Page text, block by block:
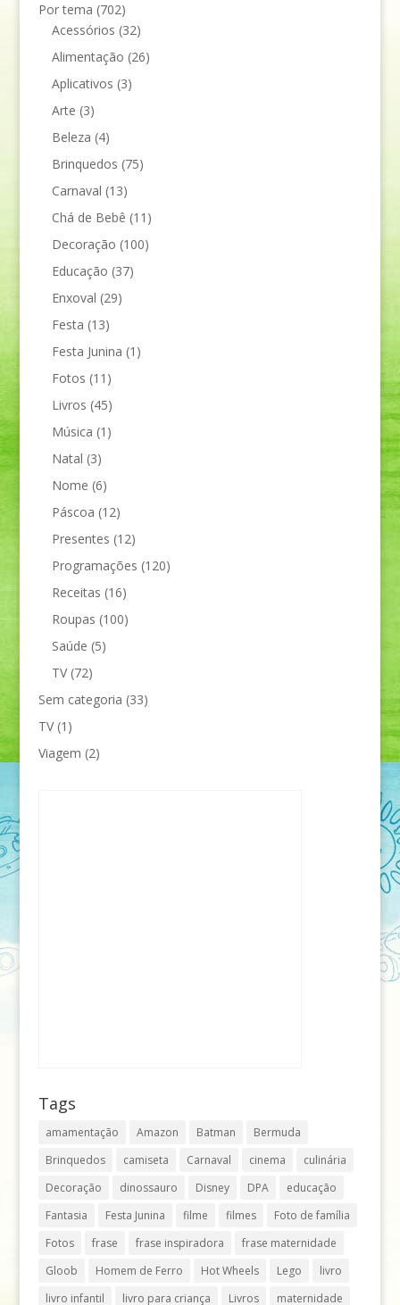
Por tema (702)
Acessórios (32)
Alimentação (26)
Aplicativos (3)
Arte (3)
Beleza (4)
Brinquedos (75)
Carnaval (13)
Chá de Bebê (11)
Decoração (100)
Educação (37)
Enxoval (29)
Festa (13)
Festa Junina (1)
Fotos (11)
Livros (45)
Música (1)
Natal (3)
Nome (6)
Páscoa (12)
Presentes (12)
Programações (120)
Receitas (16)
Roupas (100)
Saúde (5)
TV(72)
Sem categoria (33)
TV(1)
Viagem (2)
Tags
amamentação Amazon Batman
Bermuda
Brinquedos
camiseta Carnaval cinema
culinária
Decoração
dinossauro Disney DPA
educação
Fantasia
Festa Junina filme filmes
Foto de família
Fotos
frase frase inspiradora
frase maternidade
Gloob
Homem de Ferro Hot Wheels Lego
livro
livro infantil
livro para criança Livros maternidade